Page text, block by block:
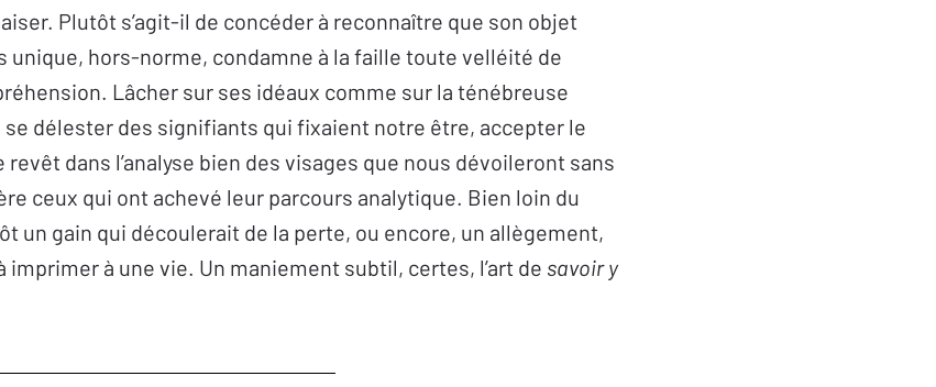
Plutôt s’agit-il de concéder à reconnaître que son objet
unique, hors-norme, condamne à la faille toute velléité de
Lâcher sur ses idéaux comme sur la ténébreuse
délester des signifiants qui fixaient notre être, accepter le
dans l’analyse bien des visages que nous dévoileront sans
ceux qui ont achevé leur parcours analytique. Bien loin du
un gain qui découlerait de la perte, ou encore, un allègement,
à une vie. Un maniement subtil, certes, l’art de savoir y